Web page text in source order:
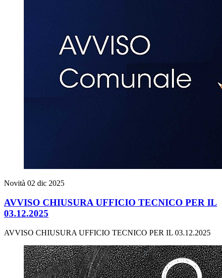
Novità 02 dic 2025
AVVISO CHIUSURA UFFICIO TECNICO PER IL
03.12.2025
AVVISO CHIUSURA UFFICIO TECNICO PER IL 03.12.2025